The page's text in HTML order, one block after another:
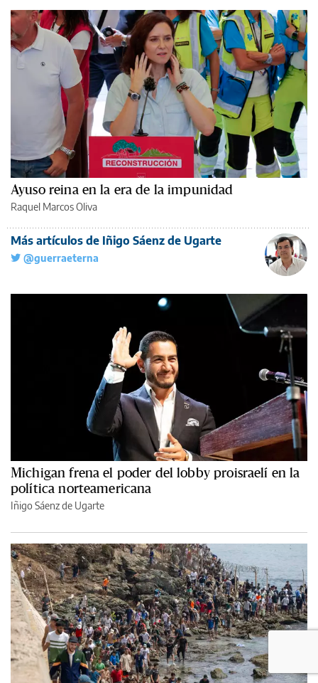
Ayuso reina en la era de la impunidad
Raquel Marcos Oliva
Más artículos de Iñigo Sáenz de Ugarte
@guerraeterna
Michigan frena el poder del lobby proisraelí en la
política norteamericana
Iñigo Sáenz de Ugarte